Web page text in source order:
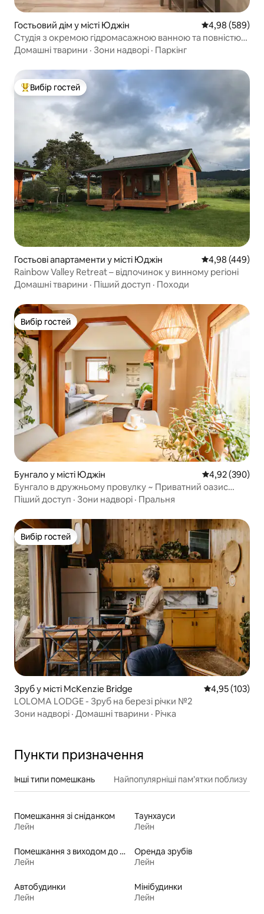
Гостьовий дім у місті Юджін Середня
4,98 (589)
Студія з окремою гідромасажною ванною та повністю
обладнаною кухнею
Домашні тварини · Зони надворі · Паркінг
Топ вибір гостей
Вибір гостей
Гостьові апартаменти у місті Юджін Середня
4,98 (449)
Rainbow Valley Retreat – відпочинок у винному регіоні
Домашні тварини · Піший доступ · Походи
Вибір гостей
Вибір гостей
Бунгало у місті Юджін Середня
4,92 (390)
Бунгало в дружньому провулку ~ Приватний оазис
поруч з Університетом Орегону
Піший доступ · Зони надворі · Пральня
Вибір гостей
Вибір гостей
Зруб у місті McKenzie Bridge Середня
4,95 (103)
LOLOMA LODGE - Зруб на березі річки №2
Зони надворі · Домашні тварини · Річка
Пункти призначення
Інші типи помешкань Найпопулярніші пам’ятки поблизу
Помешкання зі сніданком
Лейн
Таунхауси
Лейн
Помешкання з виходом до озера
Лейн
Оренда зрубів
Лейн
Автобудинки
Лейн
Мінібудинки
Лейн